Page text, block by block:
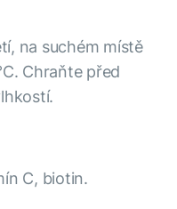
na suchém místě
Chraňte před
С, biotin.